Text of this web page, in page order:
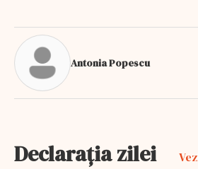
Antonia Popescu
Declarația zilei